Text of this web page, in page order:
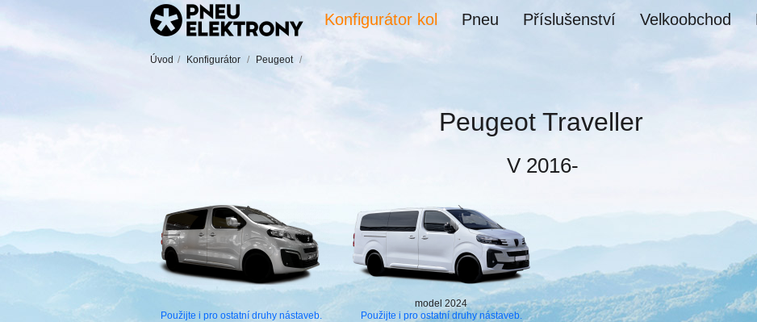
Velkoobchod
Příslušenství
Pneu
Konfigurátor kol
Úvod / Konfigurátor / Peugeot /
Peugeot Traveller
V 2016-
Použijte i pro ostatní druhy nástaveb.
model 2024
Použijte i pro ostatní druhy nástaveb.